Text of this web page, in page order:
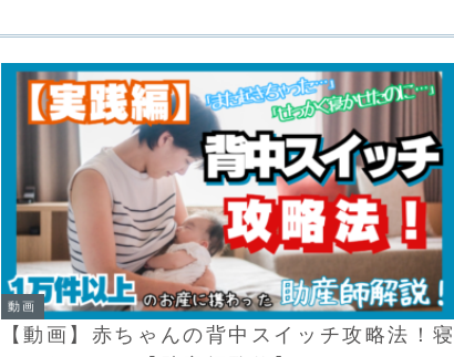
動画
【動画】赤ちゃんの背中スイッチ攻略法！寝